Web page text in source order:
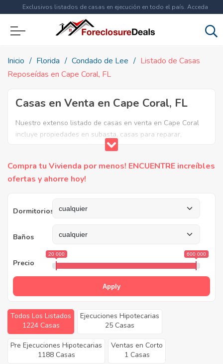
Exclusivos listados de casas en ejecución en todo el país. Acceda
ahora a
Inicio Florida Condado de Lee
Listado de Casas
Reposeídas en Cape Coral, FL
Casas en Venta en Cape Coral, FL
Nuestro extenso listado de casas en venta en Cape Coral
incluye propiedades en subasta, casas para reparar,
apartamentos reposeidos por el banco, ejecuciones
lo que necesita y aproveche estas increibles ofertas en
Bienes Raíces en Cape Coral, Florida.
Compra tu Vivienda por menos! ENCUENTRE increíbles
ofertas y ahorre hoy!
Dormitorios
Baños
Precio
20 000 600 000
Apply
Todos Los Listados
1224 Casas
Ejecuciones Hipotecarias
25 Casas
Pre Ejecuciones Hipotecarias
1188 Casas
Ventas en Corto
1 Casas